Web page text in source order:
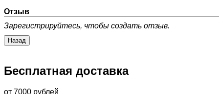
Отзыв
Зарегистрируйтесь, чтобы создать отзыв.
Бесплатная доставка
от 7000 рублей